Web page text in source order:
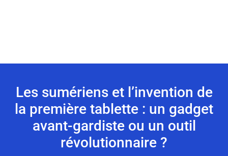
Les sumériens et l’invention de
la première tablette : un gadget
avant-gardiste ou un outil
révolutionnaire ?